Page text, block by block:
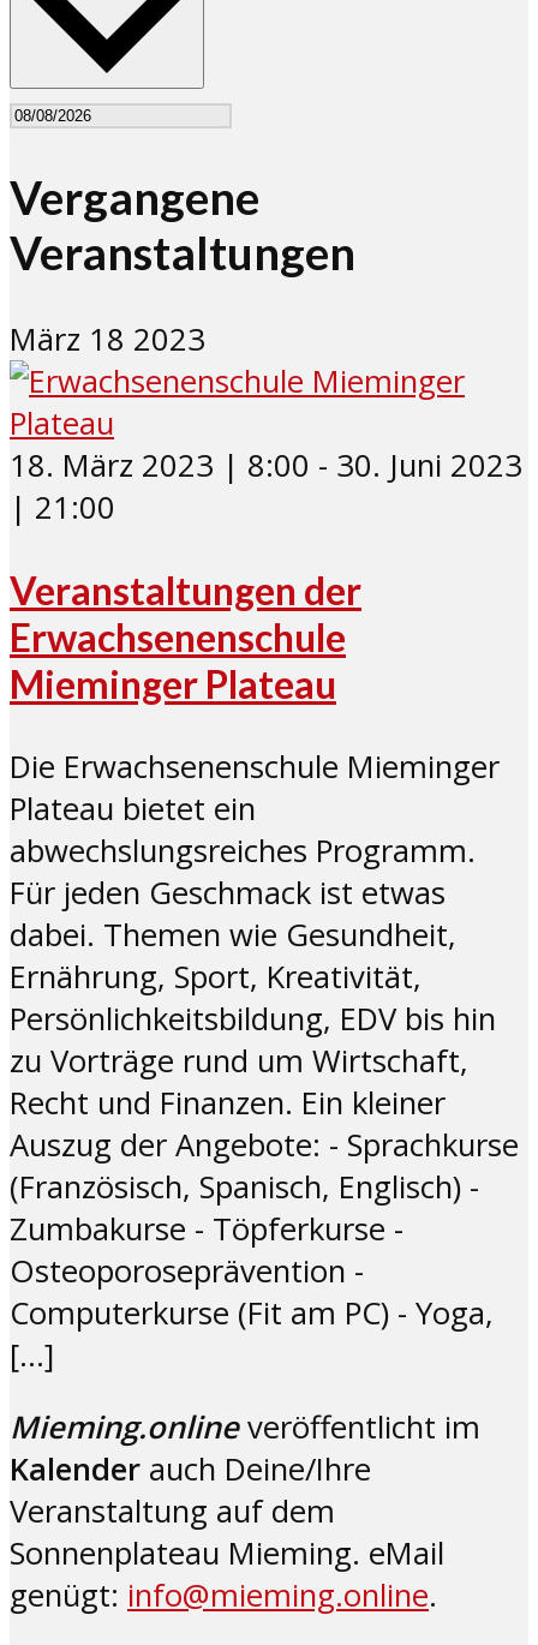
Vergangene
Veranstaltungen
März 18 2023
18. März 2023 | 8:00 - 30. Juni 2023
| 21:00
Veranstaltungen der
Erwachsenenschule
Mieminger Plateau
Die Erwachsenenschule Mieminger
Plateau bietet ein
abwechslungsreiches Programm.
Für jeden Geschmack ist etwas
dabei. Themen wie Gesundheit,
Ernährung, Sport, Kreativität,
Persönlichkeitsbildung, EDV bis hin
zu Vorträge rund um Wirtschaft,
Recht und Finanzen. Ein kleiner
Auszug der Angebote: - Sprachkurse
(Französisch, Spanisch, Englisch) -
Zumbakurse - Töpferkurse -
Osteoporoseprävention -
Computerkurse (Fit am PC) - Yoga,
[…]
Mieming.onlineveröffentlicht im
Kalender auch Deine/Ihre
Veranstaltung auf dem
Sonnenplateau Mieming. eMail
genügt: info@mieming.online.